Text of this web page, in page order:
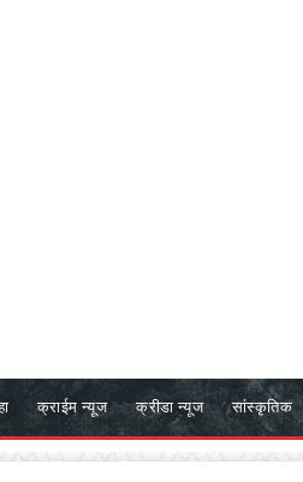
क्राईम न्यूज क्रीडा न्यूज सांस्कृतिक